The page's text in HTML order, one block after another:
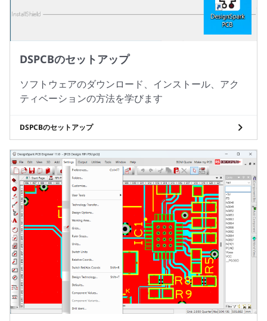
DSPCBのセットアップ
ソフトウェアのダウンロード、インストール、アク
ティベーションの方法を学びます
DSPCBのセットアップ